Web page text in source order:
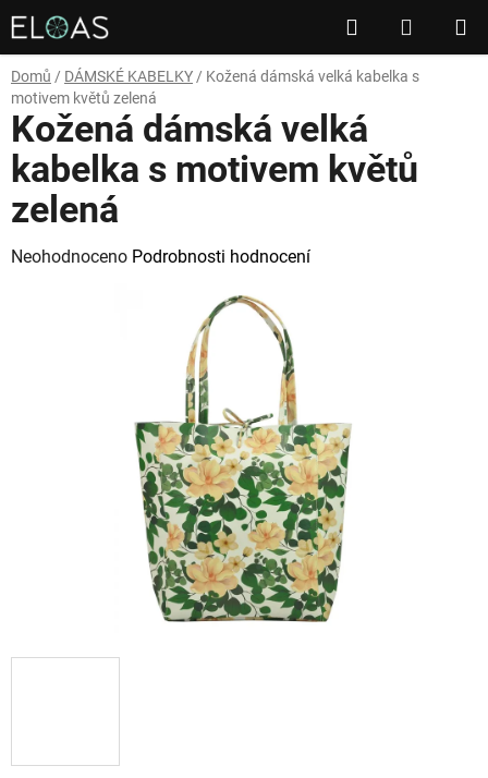
Přejít
na
obsah
Hledat
KOŠÍK
Domů / DÁMSKÉ KABELKY / Kožená dámská velká kabelka s
motivem květů zelená
Kožená dámská velká
kabelka s motivem květů
zelená
Průměrné
Neohodnoceno Podrobnosti hodnocení